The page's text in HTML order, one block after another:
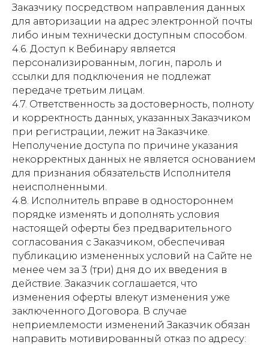
Заказчику посредством направления данных
для авторизации на адрес электронной почты
либо иным технически доступным способом.
4.6. Доступ к Вебинару является
персонализированным, логин, пароль и
ссылки для подключения не подлежат
передаче третьим лицам.
4.7. Ответственность за достоверность, полноту
и корректность данных, указанных Заказчиком
при регистрации, лежит на Заказчике.
Неполучение доступа по причине указания
некорректных данных не является основанием
для признания обязательств Исполнителя
неисполненными.
4.8. Исполнитель вправе в одностороннем
порядке изменять и дополнять условия
настоящей оферты без предварительного
согласования с Заказчиком, обеспечивая
публикацию измененных условий на Сайте не
менее чем за 3 (три) дня до их введения в
действие. Заказчик соглашается, что
изменения оферты влекут изменения уже
заключенного Договора. В случае
неприемлемости изменений Заказчик обязан
направить мотивированный отказ по адресу: